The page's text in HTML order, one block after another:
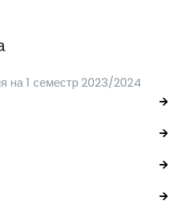
на 1 семестр 2023/2024